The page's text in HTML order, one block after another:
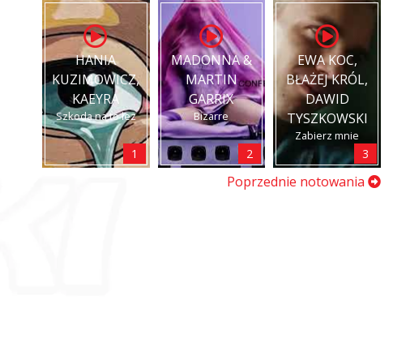
HANIA
KUZIMOWICZ,
KAEYRA
Szkoda na to łez
1
MADONNA &
MARTIN
GARRIX
Bizarre
2
EWA KOC,
BŁAŻEJ KRÓL,
DAWID
TYSZKOWSKI
Zabierz mnie
3
Poprzednie notowania